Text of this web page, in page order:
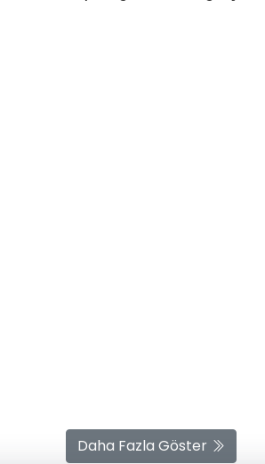
Daha Fazla Göster